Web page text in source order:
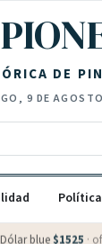
DE
9 DE AGOSTO
Política
blue $1525 ·